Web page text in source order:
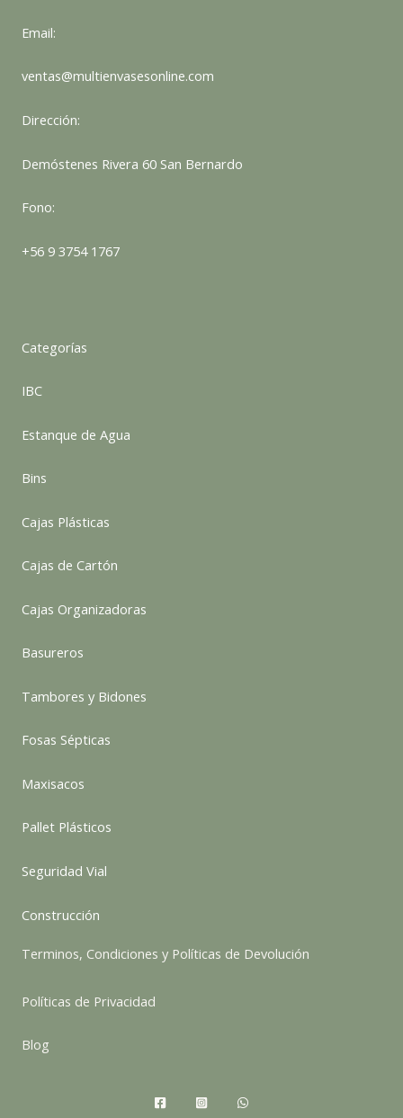
Email:
ventas@multienvasesonline.com
Dirección:
Demóstenes Rivera 60 San Bernardo
Fono:
+56 9 3754 1767
Categorías
IBC
Estanque de Agua
Bins
Cajas Plásticas
Cajas de Cartón
Cajas Organizadoras
Basureros
Tambores y Bidones
Fosas Sépticas
Maxisacos
Pallet Plásticos
Seguridad Vial
Construcción
Terminos, Condiciones y Políticas de Devolución
Políticas de Privacidad
Blog